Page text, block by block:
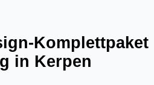
Komplettpaket
in Kerpen